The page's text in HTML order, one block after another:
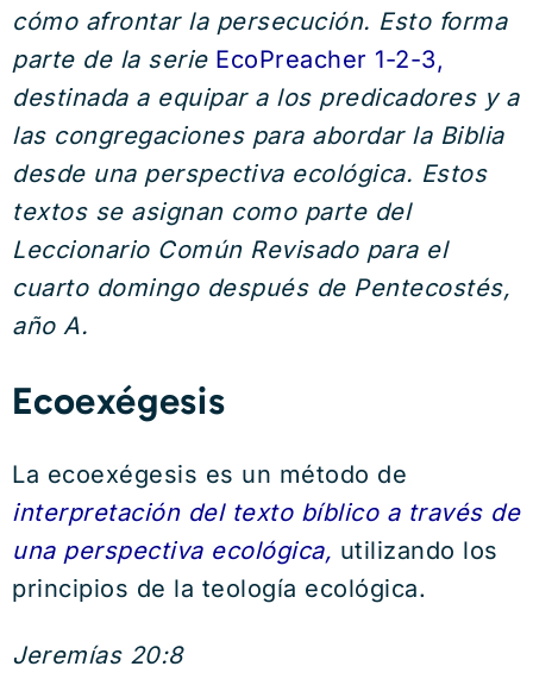
cómo afrontar la persecución. Esto forma
parte de la serie EcoPreacher 1-2-3,
destinada a equipar a los predicadores y a
las congregaciones para abordar la Biblia
desde una perspectiva ecológica. Estos
textos se asignan como parte del
Leccionario Común Revisado para el
cuarto domingo después de Pentecostés,
año A.
Ecoexégesis
La ecoexégesis es un método de
interpretación del texto bíblico a través de
una perspectiva ecológica, utilizando los
principios de la teología ecológica.
Jeremías 20:8